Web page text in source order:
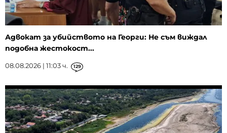
Адвокат за убийството на Георги: Не съм виждал
подобна жестокост...
08.08.2026 | 11:03 ч. 129